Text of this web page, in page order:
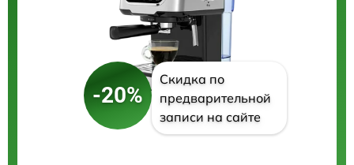
-20%
Скидка по
предварительной
записи на сайте